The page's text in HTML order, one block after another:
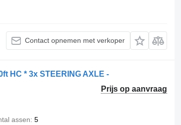
Contact opnemen met verkoper
HC * 3x STEERING AXLE -
Prijs op aanvraag
assen 5